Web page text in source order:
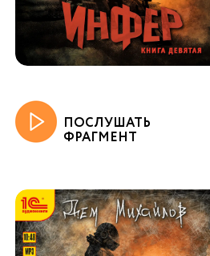
ПОСЛУШАТЬ
ФРАГМЕНТ